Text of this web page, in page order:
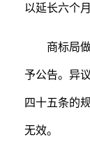
以延长六个月
商标局做
予公告。异
四十五条的
无效。